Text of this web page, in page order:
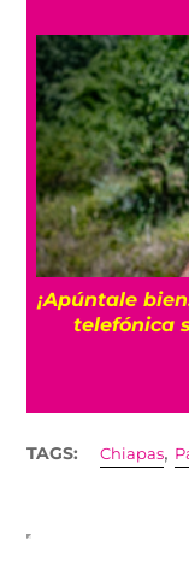
¡Apúntale
telefónica
TAGS: Chiapas,